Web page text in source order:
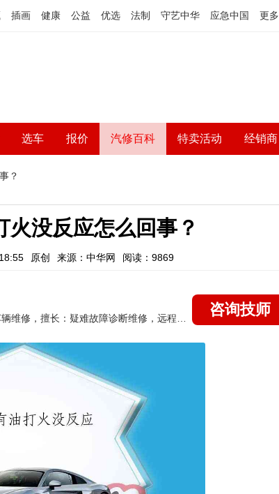
插画 健康 公益 优选 法制 守艺中华 应急中国 更多
选车 报价 汽修百科 特卖活动 经销商
？
火没反应怎么回事？
原创 来源：中华网 阅读：9869
咨询技师